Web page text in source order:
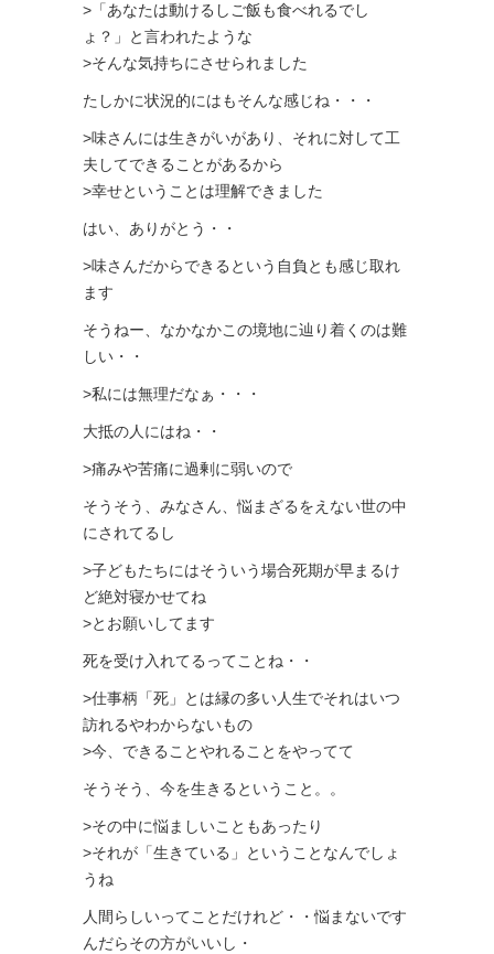
>「あなたは動けるしご飯も食べれるでし
ょ？」と言われたような
>そんな気持ちにさせられました
たしかに状況的にはもそんな感じね・・・
>味さんには生きがいがあり、それに対して工
夫してできることがあるから
>幸せということは理解できました
はい、ありがとう・・
>味さんだからできるという自負とも感じ取れ
ます
そうねー、なかなかこの境地に辿り着くのは難
しい・・
>私には無理だなぁ・・・
大抵の人にはね・・
>痛みや苦痛に過剰に弱いので
そうそう、みなさん、悩まざるをえない世の中
にされてるし
>子どもたちにはそういう場合死期が早まるけ
ど絶対寝かせてね
>とお願いしてます
死を受け入れてるってことね・・
>仕事柄「死」とは縁の多い人生でそれはいつ
訪れるやわからないもの
>今、できることやれることをやってて
そうそう、今を生きるということ。。
>その中に悩ましいこともあったり
>それが「生きている」ということなんでしょ
うね
人間らしいってことだけれど・・悩まないです
んだらその方がいいし・